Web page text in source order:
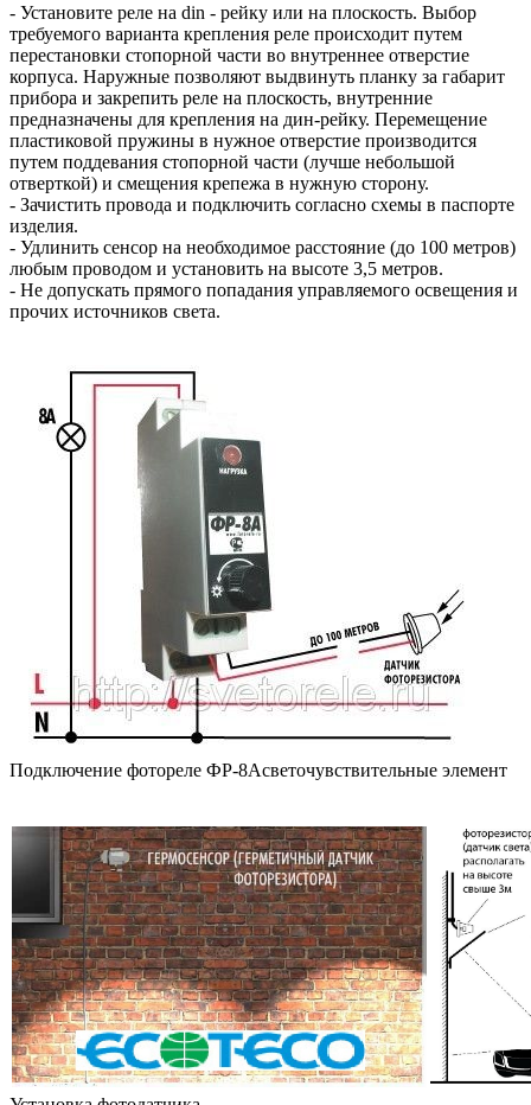
- Установите реле на din - рейку или на плоскость. Выбор
требуемого варианта крепления реле происходит путем
перестановки стопорной части во внутреннее отверстие
корпуса. Наружные позволяют выдвинуть планку за габарит
прибора и закрепить реле на плоскость, внутренние
предназначены для крепления на дин-рейку. Перемещение
пластиковой пружины в нужное отверстие производится
путем поддевания стопорной части (лучше небольшой
отверткой) и смещения крепежа в нужную сторону.
- Зачистить провода и подключить согласно схемы в паспорте
изделия.
- Удлинить сенсор на необходимое расстояние (до 100 метров)
любым проводом и установить на высоте 3,5 метров.
- Не допускать прямого попадания управляемого освещения и
прочих источников света.
Подключение фотореле ФР-8Асветочувствительные элемент